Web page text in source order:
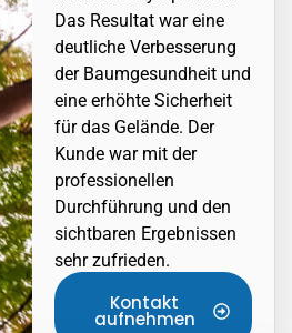
Das Resultat war eine
deutliche Verbesserung
der Baumgesundheit und
eine erhöhte Sicherheit
für das Gelände. Der
Kunde war mit der
professionellen
Durchführung und den
sichtbaren Ergebnissen
sehr zufrieden.
Kontakt
aufnehmen